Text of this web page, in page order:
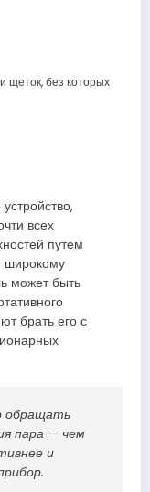
щеток, без которых
всех
путем
широкому
может быть
брать его с
обращать
пара — чем
и